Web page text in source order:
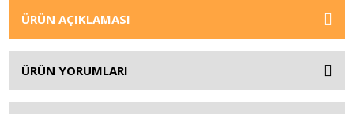
ÜRÜN AÇIKLAMASI
ÜRÜN YORUMLARI